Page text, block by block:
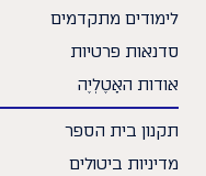
לימודים מתקדמים
סדנאות פרטיות
אודות האָטֶלְיֶה
תקנון בית הספר
מדיניות ביטולים